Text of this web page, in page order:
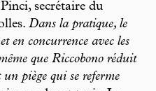
secrétaire du
Dans la pratique, le
en concurrence avec les
que Riccobono réduit
piège qui se referme